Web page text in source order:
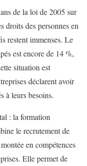
de la loi de 2005 sur
droits des personnes en
restent immenses. Le
est encore de 14 %,
situation est
déclarent avoir
à leurs besoins.
: la formation
le recrutement de
en compétences
Elle permet de